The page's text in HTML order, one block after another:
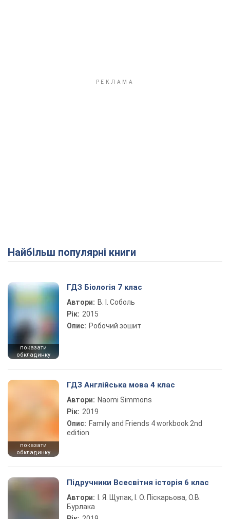
Найбільш популярні книги
показати
обкладинку
ГДЗ Біологія 7 клас
Автори: В. І. Соболь
Рік: 2015
Опис: Робочий зошит
показати
обкладинку
ГДЗ Англійська мова 4 клас
Автори: Naomi Simmons
Рік: 2019
Опис: Family and Friends 4 workbook 2nd
edition
Підручники Всесвітня історія 6 клас
Автори:
І. Я. Щупак, І. О. Піскарьова, О.В.
Бурлака